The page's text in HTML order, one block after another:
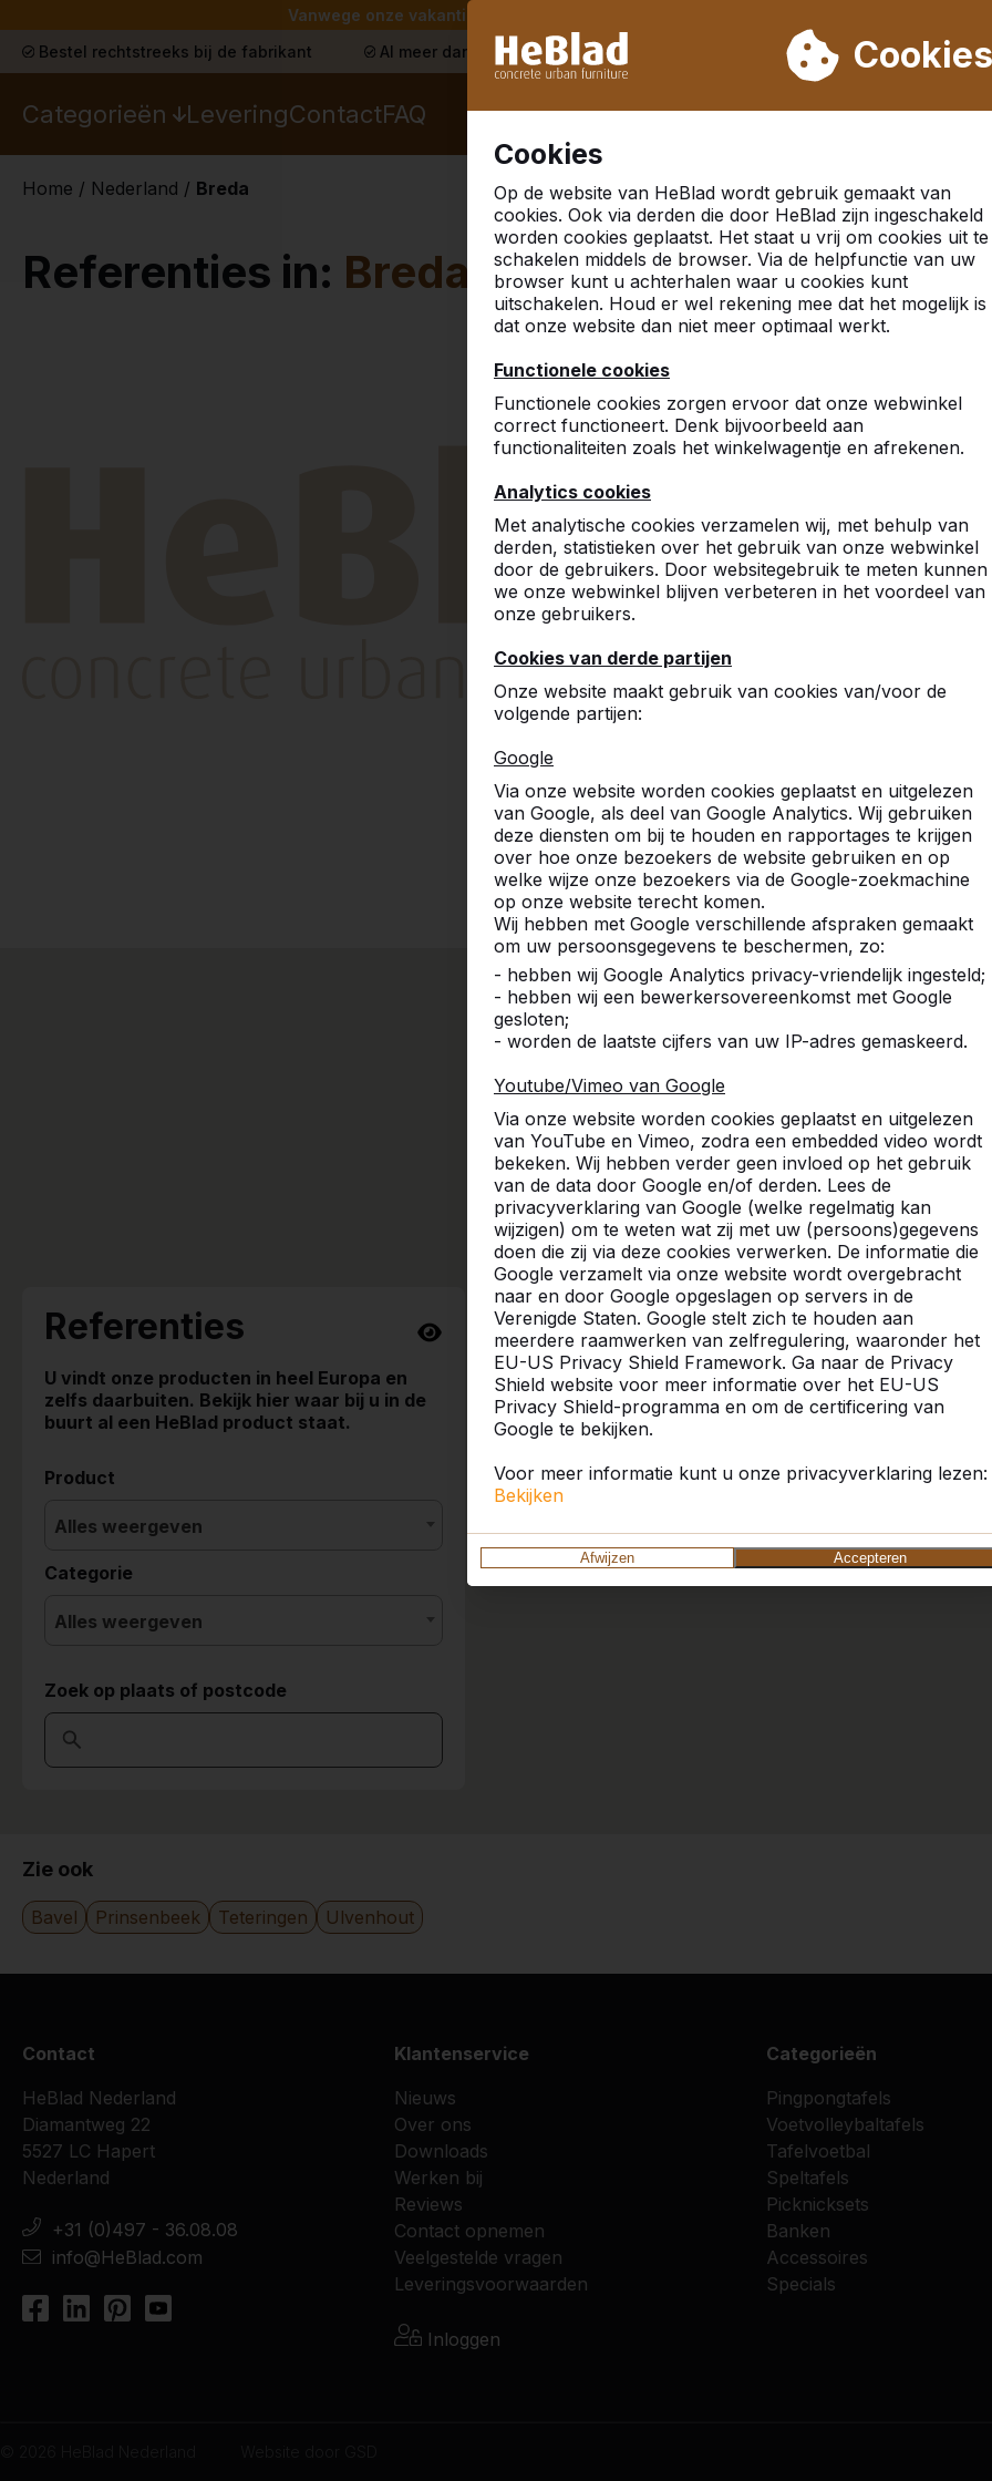
Vanwege onze vakantie leveren wij niet van week 31 t/m week 33. Houdt u daarom
Cookies
Cookies
Op de website van HeBlad wordt gebruik gemaakt van
cookies. Ook via derden die door HeBlad zijn ingeschakeld
worden cookies geplaatst. Het staat u vrij om cookies uit te
schakelen middels de browser. Via de helpfunctie van uw
browser kunt u achterhalen waar u cookies kunt
uitschakelen. Houd er wel rekening mee dat het mogelijk is
dat onze website dan niet meer optimaal werkt.
Functionele cookies
Functionele cookies zorgen ervoor dat onze webwinkel
correct functioneert. Denk bijvoorbeeld aan
functionaliteiten zoals het winkelwagentje en afrekenen.
Analytics cookies
Met analytische cookies verzamelen wij, met behulp van
derden, statistieken over het gebruik van onze webwinkel
door de gebruikers. Door websitegebruik te meten kunnen
we onze webwinkel blijven verbeteren in het voordeel van
onze gebruikers.
Cookies van derde partijen
Onze website maakt gebruik van cookies van/voor de
volgende partijen:
Google
Via onze website worden cookies geplaatst en uitgelezen
van Google, als deel van Google Analytics. Wij gebruiken
deze diensten om bij te houden en rapportages te krijgen
over hoe onze bezoekers de website gebruiken en op
welke wijze onze bezoekers via de Google-zoekmachine
op onze website terecht komen.
Wij hebben met Google verschillende afspraken gemaakt
om uw persoonsgegevens te beschermen, zo:
- hebben wij Google Analytics privacy-vriendelijk ingesteld;
- hebben wij een bewerkersovereenkomst met Google
gesloten;
- worden de laatste cijfers van uw IP-adres gemaskeerd.
Youtube/Vimeo van Google
Via onze website worden cookies geplaatst en uitgelezen
van YouTube en Vimeo, zodra een embedded video wordt
bekeken. Wij hebben verder geen invloed op het gebruik
van de data door Google en/of derden. Lees de
privacyverklaring van Google (welke regelmatig kan
wijzigen) om te weten wat zij met uw (persoons)gegevens
doen die zij via deze cookies verwerken. De informatie die
Google verzamelt via onze website wordt overgebracht
naar en door Google opgeslagen op servers in de
Verenigde Staten. Google stelt zich te houden aan
meerdere raamwerken van zelfregulering, waaronder het
EU-US Privacy Shield Framework. Ga naar de Privacy
Shield website voor meer informatie over het EU-US
Privacy Shield-programma en om de certificering van
Google te bekijken.
Voor meer informatie kunt u onze privacyverklaring lezen:
Bekijken
Afwijzen Accepteren
Bestel rechtstreeks bij de fabrikant Al meer dan 30.000 producten verkocht Klanten beoordelen HeBlad
Categorieën LeveringContactFAQ
Home / Nederland / Breda
Referenties in: Breda
zijn mooie spullen
Marco Schniermanni
Netjes hun afspraak
Curio ZW
super , leerlingen worden
communicatie chauffeur
10
de volgende dag gelijk in
Ontmoetingscentrum De
8
Prima product zoals we
10
De voetbaltafel was
Breda College
10
we blijven bij jullie komen
Wim Timmers gemeente
10
10
Al jaren hebben we
Referenties
U vindt onze producten in heel Europa en
zelfs daarbuiten. Bekijk hier waar bij u in de
buurt al een HeBlad product staat.
Product
Alles weergeven
Categorie
Alles weergeven
Zoek op plaats of postcode
Zie ook
Bavel Prinsenbeek Teteringen Ulvenhout
Contact
HeBlad Nederland
Diamantweg 22
5527 LC Hapert
Nederland
+31 (0)497 - 36.08.08
info@HeBlad.com
Klantenservice
Nieuws
Over ons
Downloads
Werken bij
Reviews
Contact opnemen
Veelgestelde vragen
Leveringsvoorwaarden
Inloggen
Categorieën
Pingpongtafels
Voetvolleybaltafels
Tafelvoetbal
Speltafels
Picknicksets
Banken
Accessoires
Specials